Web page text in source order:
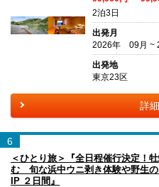
2泊3日
出発月
2026年 09月 ~
出発地
東京23区
詳
6
＜ひとり旅＞『全日程催行決定！
む 旬な浜中ウニ剥き体験や野生
IP ２日間』